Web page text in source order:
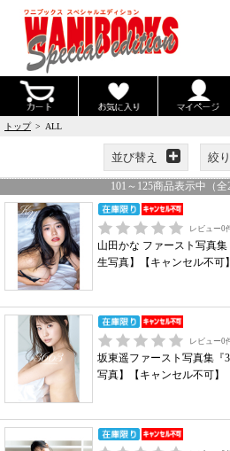
トップ> ALL
並び替え 絞
101 ～ 125商品表示中（全
レビュー0
山田かな ファースト写真
生写真】【キャンセル不可】
レビュー0
坂東遥ファースト写真集『
写真】【キャンセル不可】